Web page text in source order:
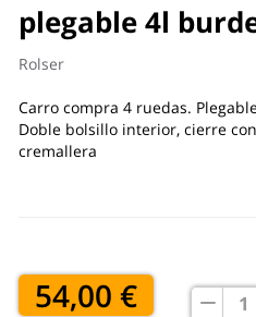
plegable 4l
Rolser
Carro compra 4 ruedas.
Doble bolsillo interior, cierre
cremallera
54,00 €